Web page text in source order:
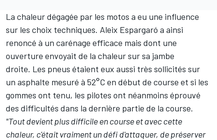
La chaleur dégagée par les motos a eu une influence
sur les choix techniques. Aleix Espargaró a ainsi
renoncé à un carénage efficace mais dont une
ouverture envoyait de la chaleur sur sa jambe
droite. Les pneus étaient eux aussi très sollicités sur
un asphalte mesuré à 52°C en début de course et si les
gommes ont tenu, les pilotes ont néanmoins éprouvé
des difficultés dans la dernière partie de la course.
"Tout devient plus difficile en course et avec cette
chaleur, c'était vraiment un défi d'attaquer, de préserver